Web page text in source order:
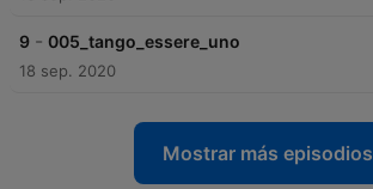
9 - 005_tango_essere_uno
18 sep. 2020
Mostrar más episodios